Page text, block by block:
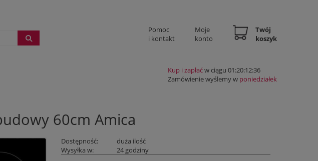
Pomoc
i kontakt
Moje
konto
Twój
koszyk
Kup i zapłaćw ciągu 01:20:12:35
Zamówienie wyślemy w poniedziałek
60cm Amica
Dostępność:
duża ilość
Wysyłka w:
24 godziny